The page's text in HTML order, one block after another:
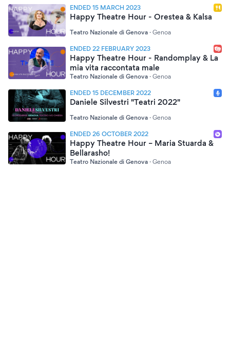
ENDED 15 MARCH 2023
Happy Theatre Hour - Orestea & Kalsa
Teatro Nazionale di Genova · Genoa
ENDED 22 FEBRUARY 2023
Happy Theatre Hour - Randomplay & La
mia vita raccontata male
Teatro Nazionale di Genova · Genoa
ENDED 15 DECEMBER 2022
Daniele Silvestri "Teatri 2022"
Teatro Nazionale di Genova · Genoa
ENDED 26 OCTOBER 2022
Happy Theatre Hour – Maria Stuarda &
Bellarasho!
Teatro Nazionale di Genova · Genoa